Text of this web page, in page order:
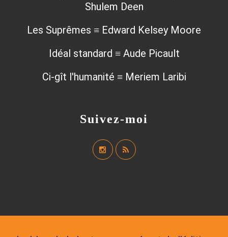
Suivez-moi
Shulem Deen
Les Suprêmes ≡ Edward Kelsey Moore
Idéal standard ≡ Aude Picault
Ci-gît l'humanité ≡ Meriem Laribi